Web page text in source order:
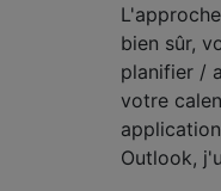
bien sûr,
planifier /
votre
Outlook,